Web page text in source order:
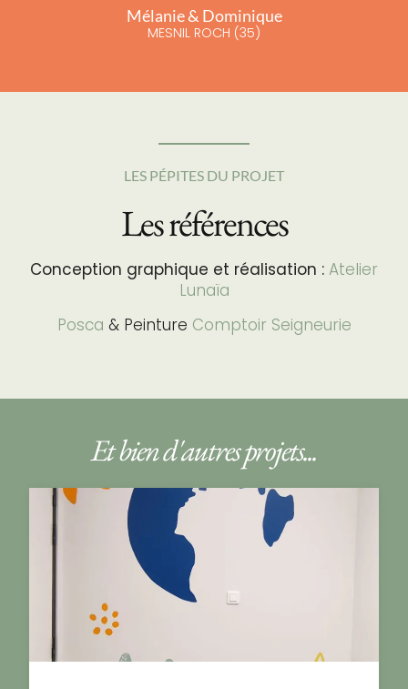
Mélanie & Dominique
MESNIL ROCH (35)
LES PÉPITES DU PROJET
Les références
Conception graphique et réalisation : Atelier
Lunaïa
Posca & Peinture Comptoir Seigneurie
Et bien d'autres projets...